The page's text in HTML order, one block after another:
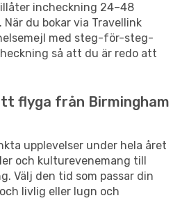
incheckning 24–48
du bokar via Travellink
med steg-för-steg-
så att du är redo att
flyga från Birmingham
upplevelser under hela året
och kulturevenemang till
Välj den tid som passar din
livlig eller lugn och